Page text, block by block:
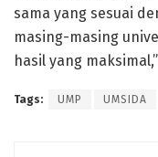
sama yang sesuai
masing-masing
hasil yang
Tags: UMP UMSIDA